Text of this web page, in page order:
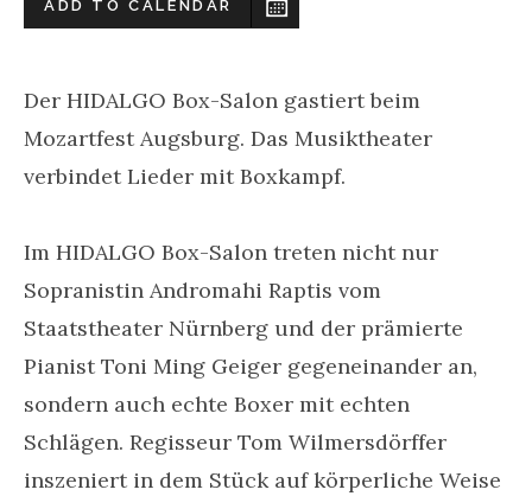
ADD TO CALENDAR
Der HIDALGO Box-Salon gastiert beim
Mozartfest Augsburg. Das Musiktheater
verbindet Lieder mit Boxkampf.
Im HIDALGO Box-Salon treten nicht nur
Sopranistin Andromahi Raptis vom
Staatstheater Nürnberg und der prämierte
Pianist Toni Ming Geiger gegeneinander an,
sondern auch echte Boxer mit echten
Schlägen. Regisseur Tom Wilmersdörffer
inszeniert in dem Stück auf körperliche Weise